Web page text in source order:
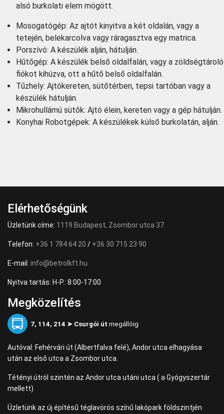
alsó burkolati elem mögött.
Mosogatógép: Az ajtót kinyitva a két oldalán, vagy a
tetején, belekarcolva vagy ráragasztva egy matrica.
Porszívó: A készülék alján, hátulján.
Hűtőgép: A készülék belső oldalfalán, vagy a zöldségtároló
fiókot kihúzva, ott a hűtő belső oldalfalán.
Tűzhely: Ajtókereten, sütőtérben, tepsi tartóban vagy a
készülék hátulján.
Mikrohullámú sütők: Ajtó élein, kereten vagy a gép hátulján.
Konyhai Robotgépek: A készülékek külső burkolatán, alján.
Elérhetőségünk
Üzletünk címe: 1119 Budapest, Zsombor utca 37.
Telefon: +36 1 784 64 20 / +36 30 715 23 90
E-mail: info@betrolkft.hu
Nyitva tartás: H-P.: 8:00-17:00
Megközelítés
7, 114, 214 ➤ Csurgói út megállóig
Autóval: Fehérvári út (Albertfalva felé), Andor utca elhagyása
után az első utca a Zsombor utca.
Tétényi útról szintén az Andor utca utáni utca ( a Gyógyszertár
mellett)
Üzletünk az új építésű téglavörös színű lakópark földszintjén